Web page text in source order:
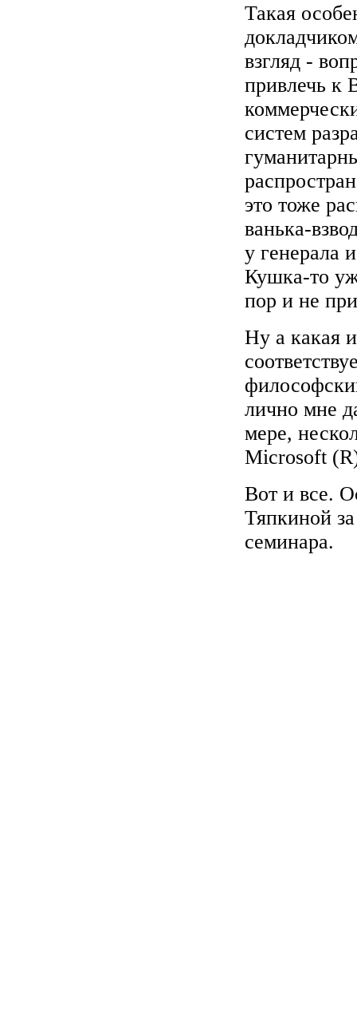
Такая
взгляд -
привлечь к
систем
это тоже
ванька-
у генерала
Кушка-то
пор и не
Ну а какая
лично мне
мере,
Microsoft
Вот и все.
Тяпкиной
семинара.